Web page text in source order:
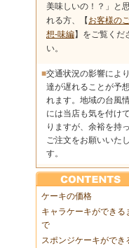
美味しいの！？」と
れる方、【 お客様の
想-味編】をご覧くだ
い。
■交通状況の影響によ
達が遅れることが予
れます。地域の台風
には当店も気を付け
りますが、余裕を持
ご注文をお願いいた
す。
ケーキの価格
キャラケーキができる
で
スポンジケーキができ